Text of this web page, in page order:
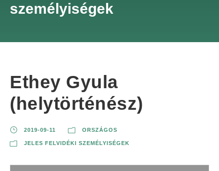
személyiségek
Ethey Gyula
(helytörténész)
2019-09-11 ORSZÁGOS
JELES FELVIDÉKI SZEMÉLYISÉGEK